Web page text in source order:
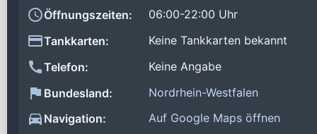
Öffnungszeiten:
06:00-22:00 Uhr
Tankkarten:
Keine Tankkarten bekannt
Telefon:
Keine Angabe
Bundesland:
Nordrhein-Westfalen
Navigation:
Auf Google Maps öffnen